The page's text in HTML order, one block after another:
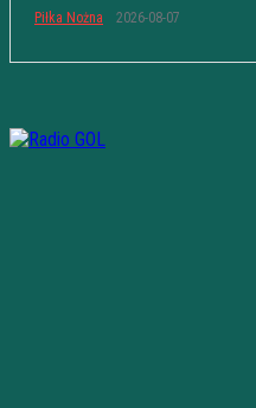
Piłka Nożna 2026-08-07